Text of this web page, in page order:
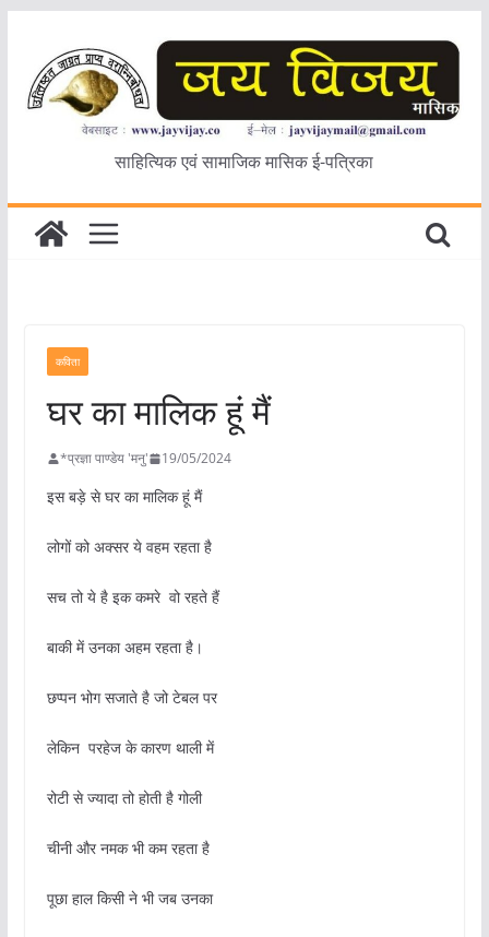
content
साहित्यिक एवं सामाजिक मासिक ई-पत्रिका
कविता
घर का मालिक हूं मैं
*प्रज्ञा पाण्डेय 'मनु' 19/05/2024
इस बड़े से घर का मालिक हूं मैं
लोगों को अक्सर ये वहम रहता है
सच तो ये है इक कमरे वो रहते हैं
बाकी में उनका अहम रहता है।
छप्पन भोग सजाते है जो टेबल पर
लेकिन परहेज के कारण थाली में
रोटी से ज्यादा तो होती है गोली
चीनी और नमक भी कम रहता है
पूछा हाल किसी ने भी जब उनका